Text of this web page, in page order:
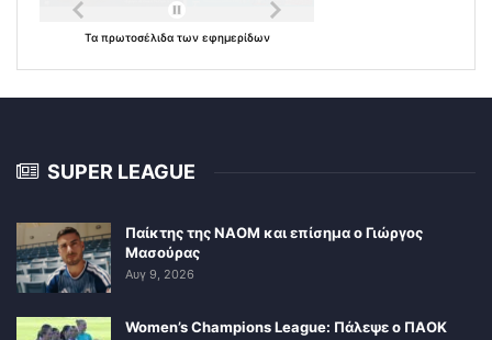
Τα πρωτοσέλιδα των εφημερίδων
SUPER LEAGUE
Παίκτης της ΝΑΟΜ και επίσημα ο Γιώργος
Μασούρας
Αυγ 9, 2026
Women’s Champions League: Πάλεψε ο ΠΑΟΚ